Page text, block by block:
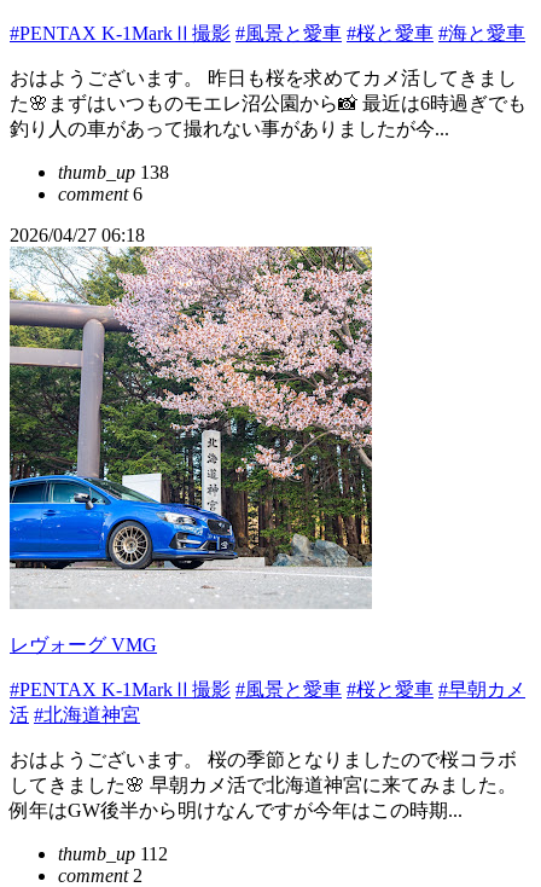
#PENTAX K-1MarkⅡ撮影 #風景と愛車 #桜と愛車 #海と愛車
おはようございます。 昨日も桜を求めてカメ活してきまし
た🌸まずはいつものモエレ沼公園から📸 最近は6時過ぎでも
釣り人の車があって撮れない事がありましたが今...
thumb_up 138
comment6
2026/04/27 06:18
レヴォーグ VMG
#PENTAX K-1MarkⅡ撮影 #風景と愛車 #桜と愛車 #早朝カメ
活 #北海道神宮
おはようございます。 桜の季節となりましたので桜コラボ
してきました🌸 早朝カメ活で北海道神宮に来てみました。
例年はGW後半から明けなんですが今年はこの時期...
thumb_up 112
comment2